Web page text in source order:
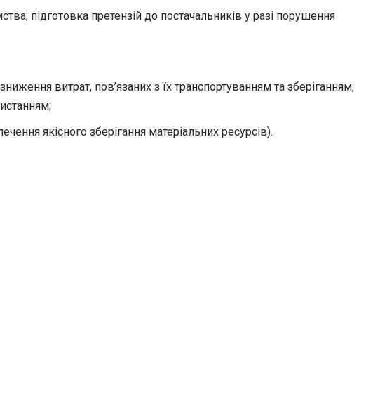
підготовка претензій до постачальників у разі порушення
витрат, пов’язаних з їх транспортуванням та зберіганням,
якісного зберігання матеріальних ресурсів).